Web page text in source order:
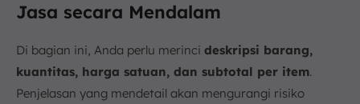
Jasa secara Mendalam
Di bagian ini, Anda perlu merinci deskripsi barang,
kuantitas, harga satuan, dan subtotal per item.
Penjelasan yang mendetail akan mengurangi risiko